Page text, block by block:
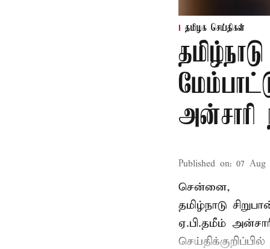
தமிழக செய்திகள்
Published on: 07 Aug
சென்னை,
தமிழ்நாடு
ஏ.பி.தமீம்